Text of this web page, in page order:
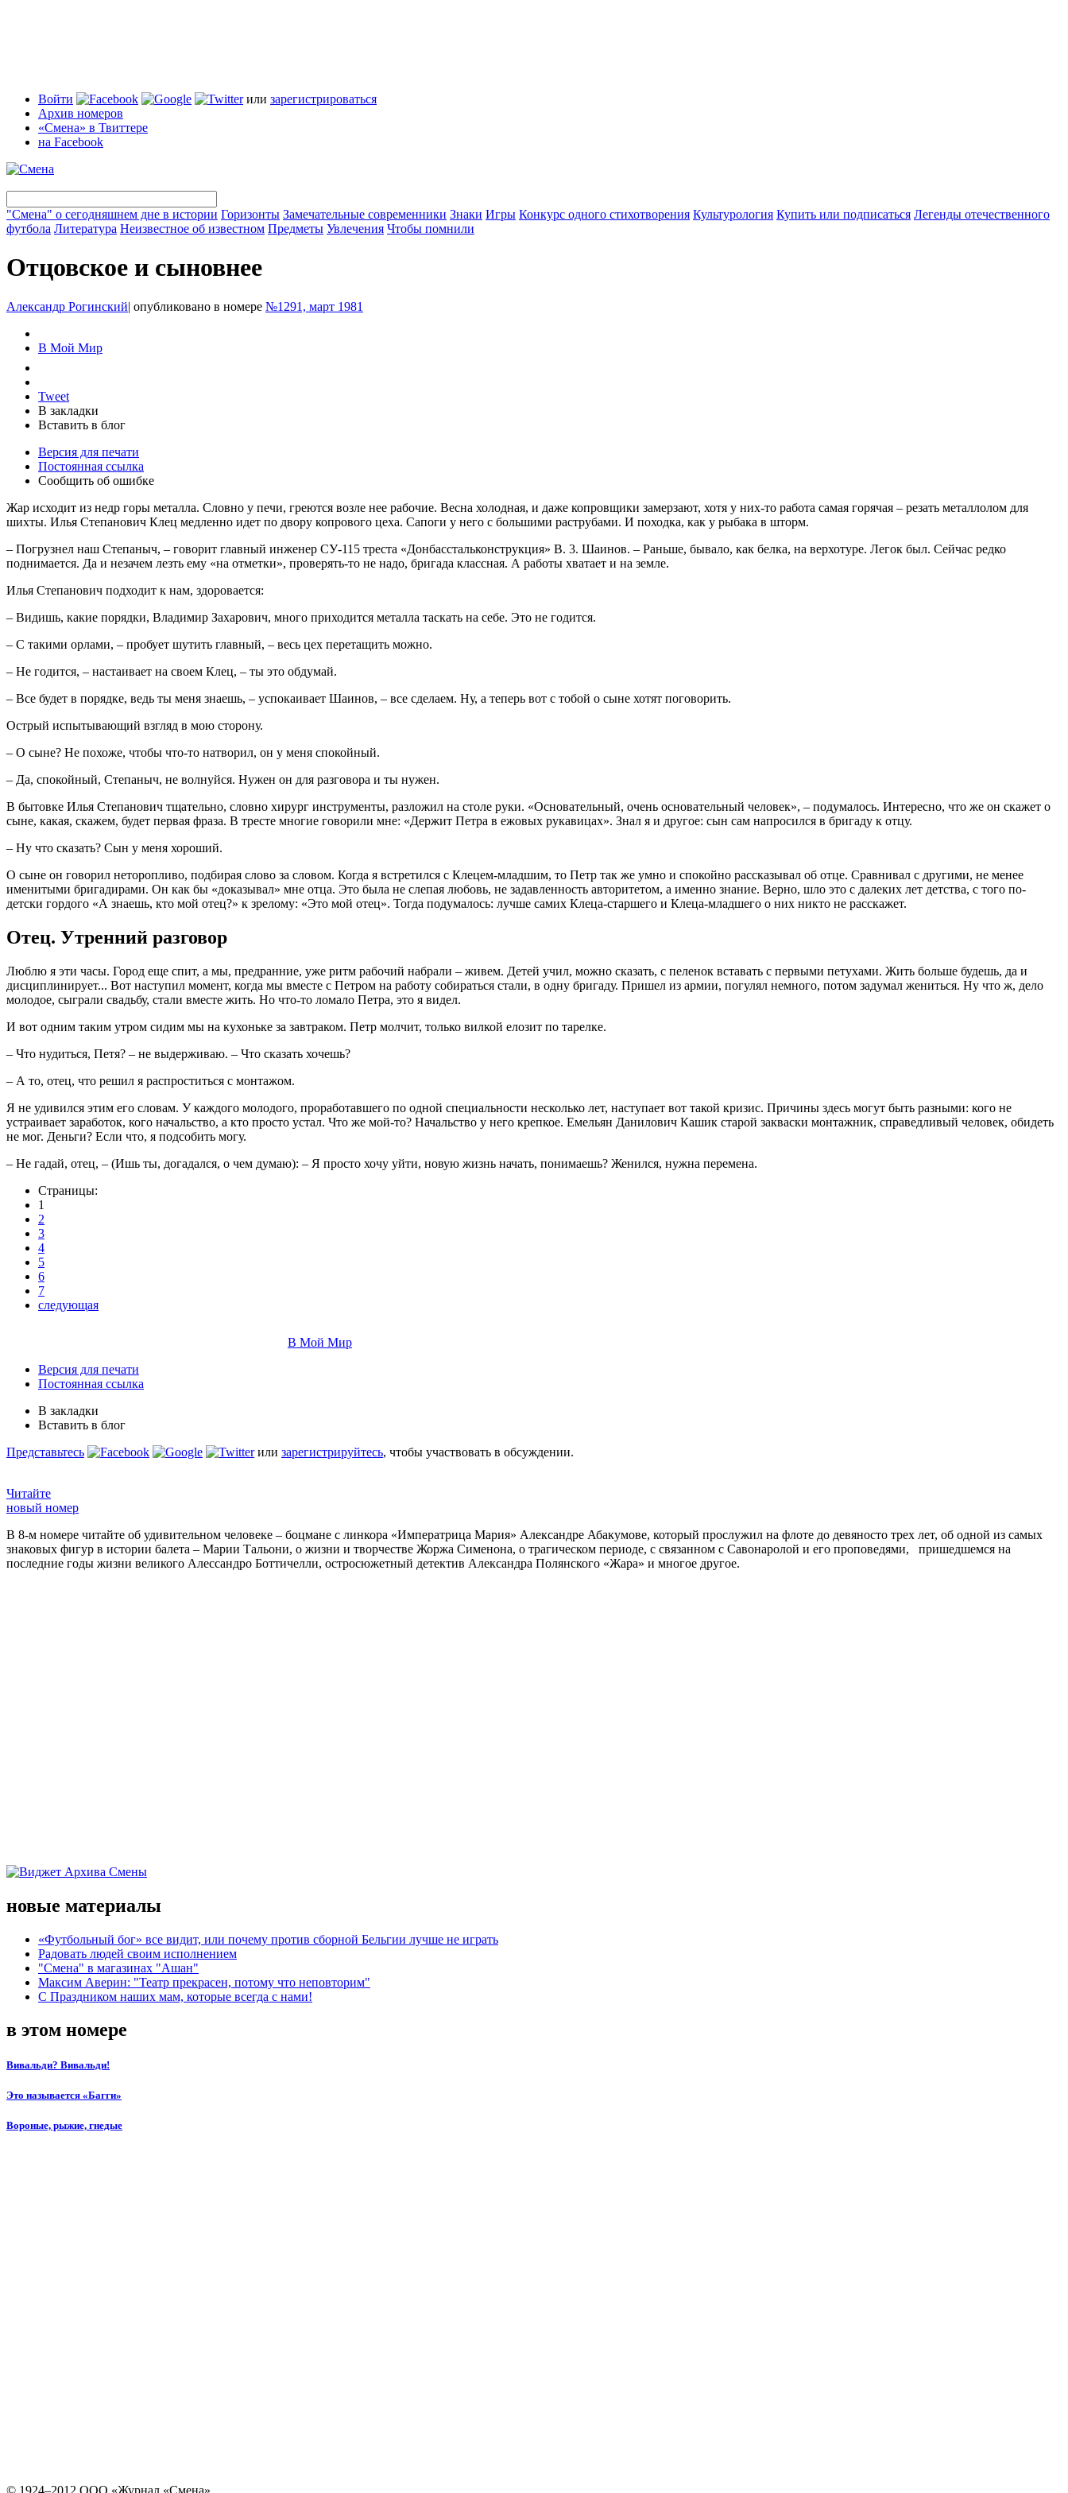
Войти или зарегистрироваться
Архив номеров
«Смена» в Твиттере
на Facebook
"Смена" о сегодняшнем дне в истории Горизонты Замечательные современники Знаки Игры Конкурс одного стихотворения Культурология Купить или подписаться Легенды отечественного
футбола Литература Неизвестное об известном Предметы Увлечения Чтобы помнили
Отцовское и сыновнее
Александр Рогинский| опубликовано в номере №1291, март 1981
В Мой Мир
Tweet
В закладки
Вставить в блог
Версия для печати
Постоянная ссылка
Сообщить об ошибке
Жар исходит из недр горы металла. Словно у печи, греются возле нее рабочие. Весна холодная, и даже копровщики замерзают, хотя у них-то работа самая горячая – резать металлолом для
шихты. Илья Степанович Клец медленно идет по двору копрового цеха. Сапоги у него с большими раструбами. И походка, как у рыбака в шторм.
– Погрузнел наш Степаныч, – говорит главный инженер СУ-115 треста «Донбасстальконструкция» В. 3. Шаинов. – Раньше, бывало, как белка, на верхотуре. Легок был. Сейчас редко
поднимается. Да и незачем лезть ему «на отметки», проверять-то не надо, бригада классная. А работы хватает и на земле.
Илья Степанович подходит к нам, здоровается:
– Видишь, какие порядки, Владимир Захарович, много приходится металла таскать на себе. Это не годится.
– С такими орлами, – пробует шутить главный, – весь цех перетащить можно.
– Не годится, – настаивает на своем Клец, – ты это обдумай.
– Все будет в порядке, ведь ты меня знаешь, – успокаивает Шаинов, – все сделаем. Ну, а теперь вот с тобой о сыне хотят поговорить.
Острый испытывающий взгляд в мою сторону.
– О сыне? Не похоже, чтобы что-то натворил, он у меня спокойный.
– Да, спокойный, Степаныч, не волнуйся. Нужен он для разговора и ты нужен.
В бытовке Илья Степанович тщательно, словно хирург инструменты, разложил на столе руки. «Основательный, очень основательный человек», – подумалось. Интересно, что же он скажет о
сыне, какая, скажем, будет первая фраза. В тресте многие говорили мне: «Держит Петра в ежовых рукавицах». Знал я и другое: сын сам напросился в бригаду к отцу.
– Ну что сказать? Сын у меня хороший.
О сыне он говорил неторопливо, подбирая слово за словом. Когда я встретился с Клецем-младшим, то Петр так же умно и спокойно рассказывал об отце. Сравнивал с другими, не менее
именитыми бригадирами. Он как бы «доказывал» мне отца. Это была не слепая любовь, не задавленность авторитетом, а именно знание. Верно, шло это с далеких лет детства, с того по-
детски гордого «А знаешь, кто мой отец?» к зрелому: «Это мой отец». Тогда подумалось: лучше самих Клеца-старшего и Клеца-младшего о них никто не расскажет.
Отец. Утренний разговор
Люблю я эти часы. Город еще спит, а мы, предранние, уже ритм рабочий набрали – живем. Детей учил, можно сказать, с пеленок вставать с первыми петухами. Жить больше будешь, да и
дисциплинирует... Вот наступил момент, когда мы вместе с Петром на работу собираться стали, в одну бригаду. Пришел из армии, погулял немного, потом задумал жениться. Ну что ж, дело
молодое, сыграли свадьбу, стали вместе жить. Но что-то ломало Петра, это я видел.
И вот одним таким утром сидим мы на кухоньке за завтраком. Петр молчит, только вилкой елозит по тарелке.
– Что нудиться, Петя? – не выдерживаю. – Что сказать хочешь?
– А то, отец, что решил я распроститься с монтажом.
Я не удивился этим его словам. У каждого молодого, проработавшего по одной специальности несколько лет, наступает вот такой кризис. Причины здесь могут быть разными: кого не
устраивает заработок, кого начальство, а кто просто устал. Что же мой-то? Начальство у него крепкое. Емельян Данилович Кашик старой закваски монтажник, справедливый человек, обидеть
не мог. Деньги? Если что, я подсобить могу.
– Не гадай, отец, – (Ишь ты, догадался, о чем думаю): – Я просто хочу уйти, новую жизнь начать, понимаешь? Женился, нужна перемена.
Страницы:
1
2
3
4
5
6
7
следующая
В Мой Мир
Версия для печати
Постоянная ссылка
В закладки
Вставить в блог
Представьтесь
или зарегистрируйтесь, чтобы участвовать в обсуждении.
Читайте
новый номер
В 8-м номере читайте об удивительном человеке – боцмане с линкора «Императрица Мария» Александре Абакумове, который прослужил на флоте до девяносто трех лет, об одной из самых
знаковых фигур в истории балета – Марии Тальони, о жизни и творчестве Жоржа Сименона, о трагическом периоде, с связанном с Савонаролой и его проповедями, пришедшемся на
последние годы жизни великого Алессандро Боттичелли, остросюжетный детектив Александра Полянского «Жара» и многое другое.
новые материалы
«Футбольный бог» все видит, или почему против сборной Бельгии лучше не играть
Радовать людей своим исполнением
"Смена" в магазинах "Ашан"
Максим Аверин: "Театр прекрасен, потому что неповторим"
С Праздником наших мам, которые всегда с нами!
в этом номере
Вивальди? Вивальди!
Это называется «Багги»
Вороные, рыжие, гнедые
© 1924–2012 ООО «Журнал «Смена»